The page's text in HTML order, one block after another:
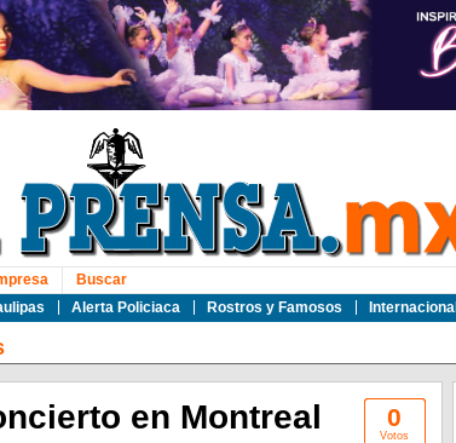
Alerta Policiaca Rostros y Famosos Internacional
Buscar
0
Votos
en Montreal